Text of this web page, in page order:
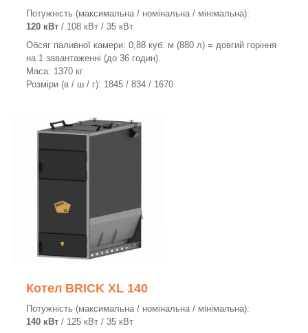
Потужність (максимальна / номінальна / мінімальна):
120 кВт / 108 кВт / 35 кВт
Обсяг паливної камери: 0,88 куб. м (880 л) = довгий горіння
на 1 завантаженні (до 36 годин).
Маса: 1370 кг
Розміри (в / ш / г): 1845 / 834 / 1670
Котел BRICK XL 140
Потужність (максимальна / номінальна / мінімальна):
140 кВт / 125 кВт / 35 кВт